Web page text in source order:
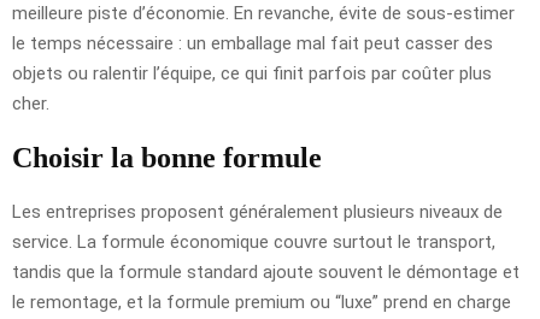
meilleure piste d’économie. En revanche, évite de sous-estimer
le temps nécessaire : un emballage mal fait peut casser des
objets ou ralentir l’équipe, ce qui finit parfois par coûter plus
cher.
Choisir la bonne formule
Les entreprises proposent généralement plusieurs niveaux de
service. La formule économique couvre surtout le transport,
tandis que la formule standard ajoute souvent le démontage et
le remontage, et la formule premium ou “luxe” prend en charge